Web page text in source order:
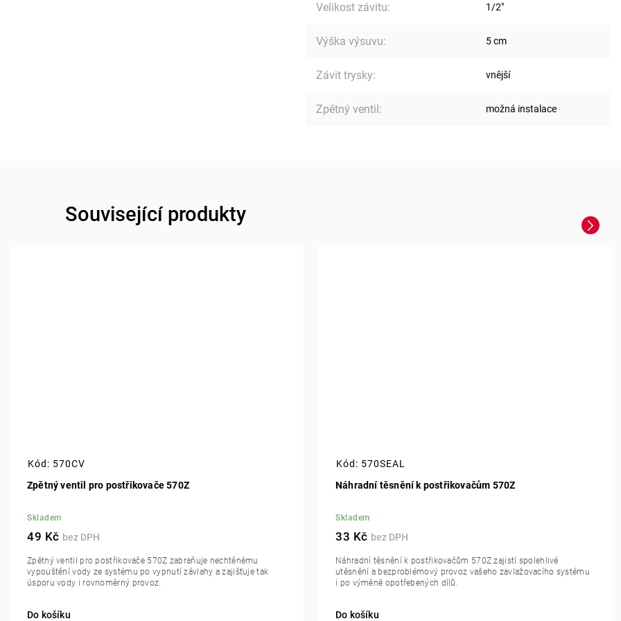
Velikost závitu: 1/2"
Výška výsuvu: 5 cm
Závit trysky: vnější
Zpětný ventil: možná instalace
Související produkty
Zpětný ventil pro postřikovače 570Z
Skladem
49 Kč
Do košíku
Zpětný ventil pro postřikovače 570Z zabraňuje nechtěnému
vypouštění vody ze systému po vypnutí závlahy a zajišťuje tak
úsporu vody i rovnoměrný provoz.
Kód: 570CV
Náhradní těsnění k postřikovačům 570Z
Skladem
33 Kč
Do košíku
Náhradní těsnění k postřikovačům 570Z zajistí spolehlivé
utěsnění a bezproblémový provoz vašeho zavlažovacího systému
i po výměně opotřebených dílů.
Kód: 570SEAL
Next